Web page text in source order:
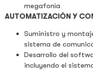
megafonía
AUTOMATIZACIÓN Y
Suministro y
sistema de
Desarrollo del
incluyendo el